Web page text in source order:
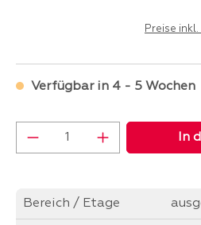
Preise
Verfügbar in 4 - 5 Wochen
Produkt Anzahl: GibIn
Bereich / Etage